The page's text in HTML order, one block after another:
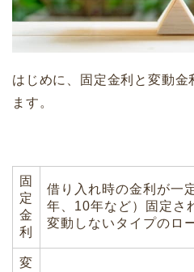
はじめに、固定金利と変動金
ます。
固
定
金
利
借り入れ時の金利が一
年、10年など）固定さ
変動しないタイプのロ
変